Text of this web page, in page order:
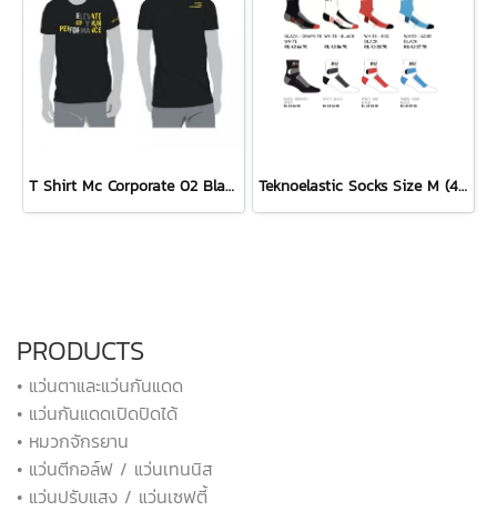
T Shirt Mc Corporate 02 Black Teknoelastic Socks Size M (40-43)
PRODUCTS
• แว่นตาและแว่นกันแดด
• แว่นกันแดดเปิดปิดได้
• หมวกจักรยาน
• แว่นตีกอล์ฟ / แว่นเทนนิส
• แว่นปรับแสง / แว่นเซฟตี้